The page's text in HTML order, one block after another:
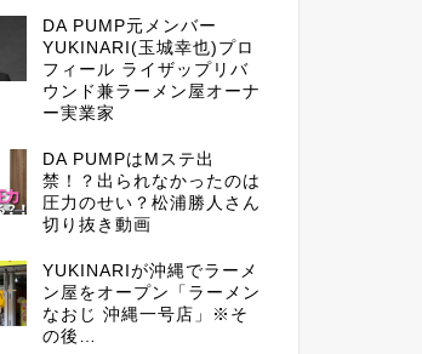
DA PUMP元メンバー
YUKINARI(玉城幸也)プロ
フィール ライザップリバ
ウンド兼ラーメン屋オーナ
ー実業家
DA PUMPはMステ出
禁！？出られなかったのは
圧力のせい？松浦勝人さん
切り抜き動画
YUKINARIが沖縄でラーメ
ン屋をオープン「ラーメン
なおじ 沖縄一号店」※そ
の後…